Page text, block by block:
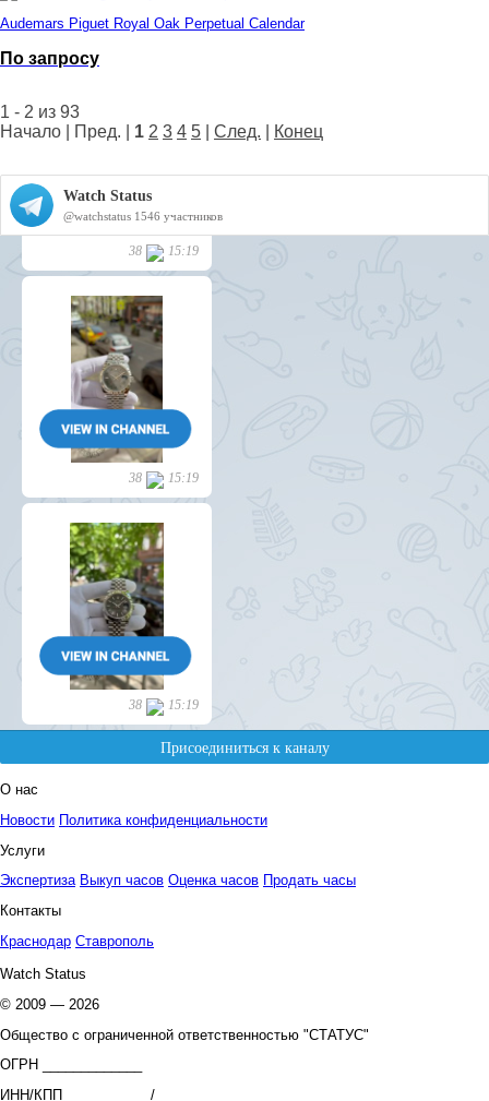
Audemars Piguet Royal Oak Perpetual Calendar
По запросу
1 - 2 из 93
Начало | Пред. | 1 2 3 4 5 След. Конец
О нас
Новости Политика конфиденциальности
Услуги
Экспертиза Выкуп часов Оценка часов Продать часы
Контакты
Краснодар Ставрополь
Watch Status
© 2009 — 2026
Общество с ограниченной ответственностью "СТАТУС"
ОГРН _____________
ИНН/КПП ___________/_____________